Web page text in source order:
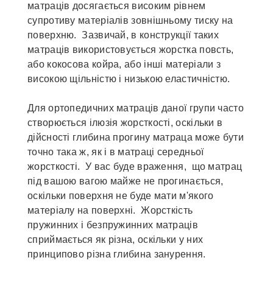
матраців досягається високим рівнем
супротиву матеріалів зовнішньому тиску на
поверхню. Зазвичай, в конструкції таких
матраців використовується жорстка повсть,
або кокосова койра, або інші матеріали з
високою щільністю і низькою еластичністю.
Для ортопедичних матраців даної групи часто
створюється ілюзія жорсткості, оскільки в
дійсності глибина прогину матраца може бути
точно така ж, як і в матраці середньої
жорсткості. У вас буде враження, що матрац
під вашою вагою майже не прогинається,
оскільки поверхня не буде мати м'якого
матеріалу на поверхні. Жорсткість
пружинних і безпружинних матраців
сприймається як різна, оскільки у них
принципово різна глибина занурення.